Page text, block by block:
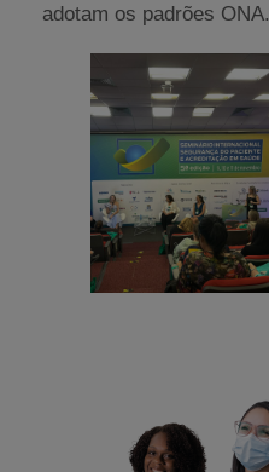
adotam os padrões ONA.